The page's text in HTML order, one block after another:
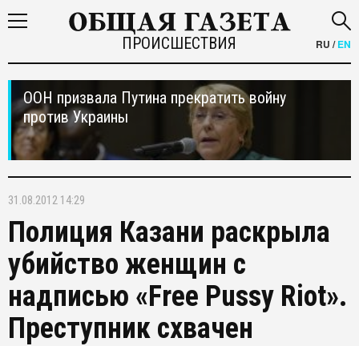
ПРОИСШЕСТВИЯ RU /EN
ООН призвала Путина прекратить войну
против Украины
31.08.2012 14:29
Полиция Казани раскрыла
убийство женщин с
надписью «Free Pussy Riot».
Преступник схвачен